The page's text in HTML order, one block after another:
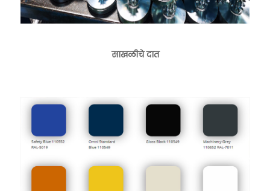
साखळीचे दात